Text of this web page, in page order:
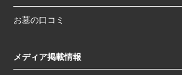
お墓の口コミ
メディア掲載情報